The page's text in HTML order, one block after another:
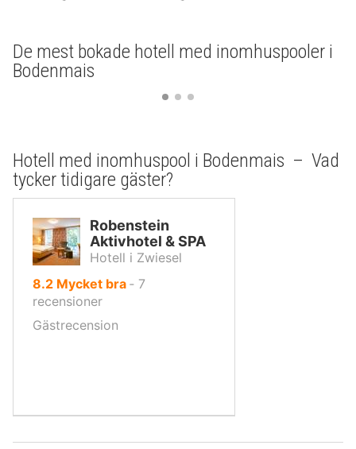
De mest bokade hotell med inomhuspooler i
Bodenmais
Hotell med inomhuspool i Bodenmais – Vad
tycker tidigare gäster?
Robenstein
Aktivhotel & SPA
Hotell i Zwiesel
8.2 av
10,
Mycket bra ‐ 7
recensioner
Gästrecension